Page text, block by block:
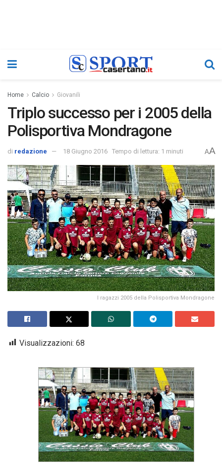
Home Calcio Giovanili
Triplo successo per i 2005 della
Polisportiva Mondragone
di redazione 18 Giugno 2016 Tempo di lettura: 1 minuti AA
I ragazzi 2005 della Polisportiva Mondragone
Visualizzazioni: 68